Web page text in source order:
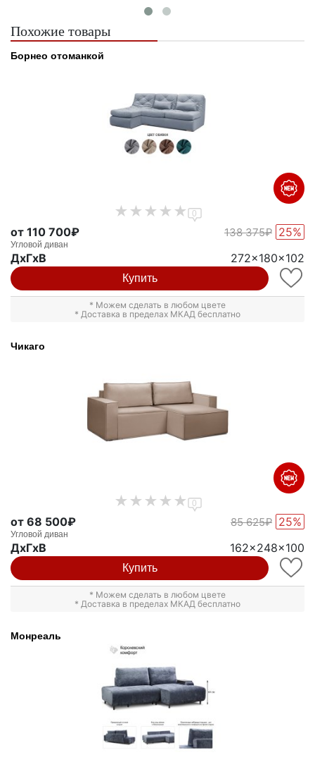
Похожие товары
Борнео отоманкой
0
от 110 700₽ 138 375₽ 25%
Угловой диван
ДxГxВ 272x180x102
Купить
* Можем сделать в любом цвете
* Доставка в пределах МКАД бесплатно
Чикаго
0
от 68 500₽ 85 625₽ 25%
Угловой диван
ДxГxВ 162x248x100
Купить
* Можем сделать в любом цвете
* Доставка в пределах МКАД бесплатно
Монреаль